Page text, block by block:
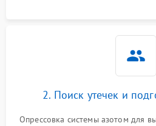
2. Поиск утечек и
Опрессовка системы азотом для